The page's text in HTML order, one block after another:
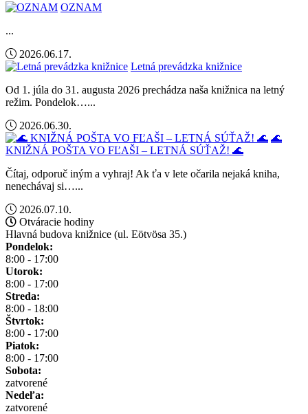
OZNAM
...
2026.06.17.
Letná prevádzka knižnice
Od 1. júla do 31. augusta 2026 prechádza naša knižnica na letný
režim. Pondelok…...
2026.06.30.
🌊
KNIŽNÁ POŠTA VO FĽAŠI – LETNÁ SÚŤAŽ! 🌊
Čítaj, odporuč iným a vyhraj! Ak ťa v lete očarila nejaká kniha,
nenechávaj si…...
2026.07.10.
Otváracie hodiny
Hlavná budova knižnice (ul. Eötvösa 35.)
Pondelok:
8:00 - 17:00
Utorok:
8:00 - 17:00
Streda:
8:00 - 18:00
Štvrtok:
8:00 - 17:00
Piatok:
8:00 - 17:00
Sobota:
zatvorené
Nedeľa:
zatvorené